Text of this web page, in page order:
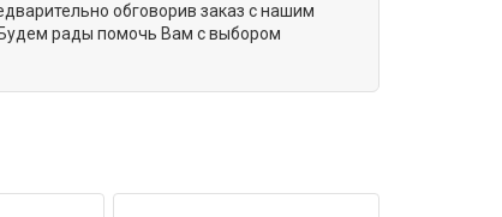
обговорив заказ с нашим
рады помочь Вам с выбором